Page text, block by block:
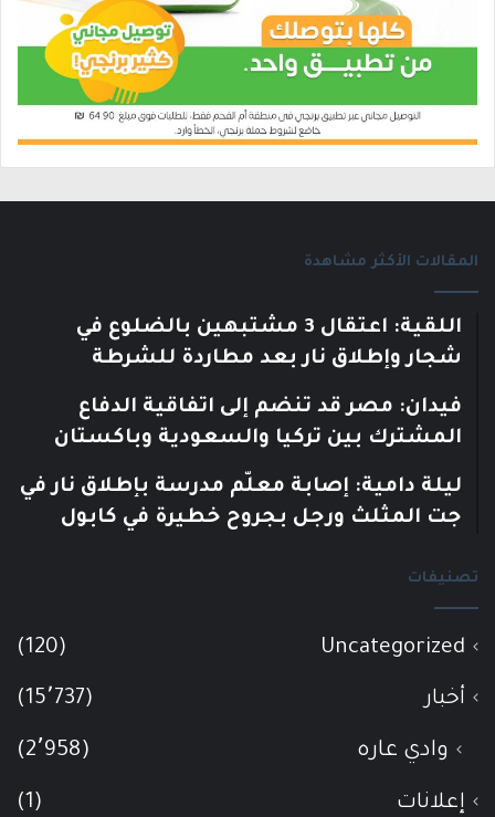
المقالات الأكثر مشاهدة
اللقية: اعتقال 3 مشتبهين بالضلوع في
شجار وإطلاق نار بعد مطاردة للشرطة
فيدان: مصر قد تنضم إلى اتفاقية الدفاع
المشترك بين تركيا والسعودية وباكستان
ليلة دامية: إصابة معلّم مدرسة بإطلاق نار في
جت المثلث ورجل بجروح خطيرة في كابول
تصنيفات
Uncategorized
(120)
أخبار (15٬737)
وادي عاره (2٬958)
إعلانات (1)